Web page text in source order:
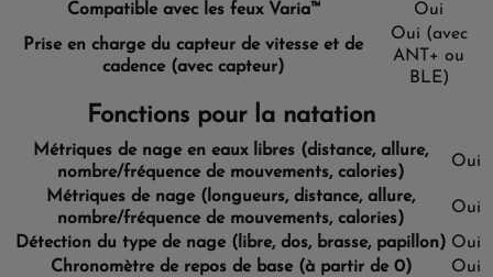
Compatible avec les feux Varia™
Oui
Prise en charge du capteur de vitesse et de
cadence (avec capteur)
Oui (avec
ANT+ ou
BLE)
Fonctions pour la natation
Métriques de nage en eaux libres (distance, allure,
nombre/fréquence de mouvements, calories)
Oui
Métriques de nage (longueurs, distance, allure,
nombre/fréquence de mouvements, calories)
Oui
Détection du type de nage (libre, dos, brasse, papillon) Oui
Chronomètre de repos de base (à partir de 0)
Oui